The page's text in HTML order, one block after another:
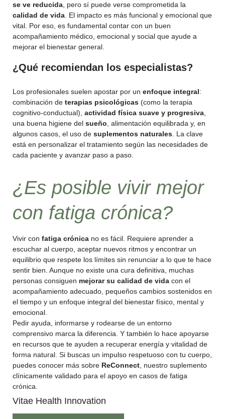
se ve reducida , pero sí puede verse comprometida la
calidad de vida . El impacto es más funcional y emocional que
vital. Por eso, es fundamental contar con un buen
acompañamiento médico, emocional y social que ayude a
mejorar el bienestar general.
¿Qué recomiendan los especialistas?
Los profesionales suelen apostar por un enfoque integral:
combinación de terapias psicológicas (como la terapia
cognitivo-conductual), actividad física suave y progresiva
una buena higiene del sueño , alimentación equilibrada y, en
algunos casos, el uso de suplementos naturales . La clave
está en personalizar el tratamiento según las necesidades de
cada paciente y avanzar paso a paso.
¿Es posible vivir mejor
con fatiga crónica?
Vivir con fatiga crónica no es fácil. Requiere aprender a
escuchar al cuerpo, aceptar nuevos ritmos y encontrar un
equilibrio que respete los límites sin renunciar a lo que te hace
sentir bien. Aunque no existe una cura definitiva, muchas
personas consiguen mejorar su calidad de vida con el
acompañamiento adecuado, pequeños cambios sostenidos en
el tiempo y un enfoque integral del bienestar físico, mental y
emocional.
Pedir ayuda, informarse y rodearse de un entorno
comprensivo marca la diferencia. Y también lo hace apoyarse
en recursos que te ayuden a recuperar energía y vitalidad de
forma natural. Si buscas un impulso respetuoso con tu cuerpo,
puedes conocer más sobre ReConnect , nuestro suplemento
clínicamente validado para el apoyo en casos de fatiga
crónica.
Vitae Health Innovation